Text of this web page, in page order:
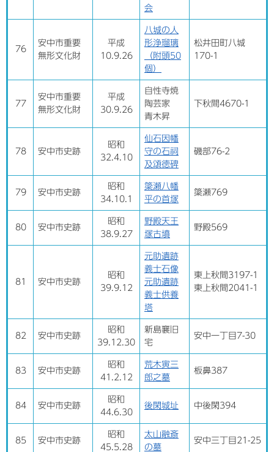
会
76
安中市重要
無形文化財
平成
10.9.26
八城の人
形浄瑠璃
（附頭50
個）
松井田町八城
170-1
77
安中市重要
無形文化財
平成
30.9.26
自性寺焼
陶芸家
青木昇
下秋間4670-1
78 安中市史跡
昭和
32.4.10
仙石因幡
守の石祠
及頌徳碑
磯部76-2
79 安中市史跡
昭和
34.10.1
簗瀬八幡
平の首塚
簗瀬769
80 安中市史跡
昭和
38.9.27
野殿天王
塚古墳
野殿569
81 安中市史跡
昭和
39.9.12
元助遺跡
義士石像
元助遺跡
義士供養
塔
東上秋間3197-1
東上秋間2041-1
82 安中市史跡
昭和
39.12.30
新島襄旧
宅
安中一丁目7-30
83 安中市史跡
昭和
41.2.12
荒木寅三
郎之墓
板鼻387
84 安中市史跡
昭和
44.6.30
後閑城址 中後閑394
85 安中市史跡
昭和
45.5.28
太山融斎
の墓
安中三丁目21-25